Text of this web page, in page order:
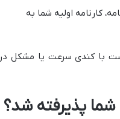
کارنامه اولیه شما به
است با کندی سرعت یا مشکل در
شما پذیرفته شد؟